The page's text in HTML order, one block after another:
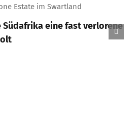
Südafrika eine fast verlorene